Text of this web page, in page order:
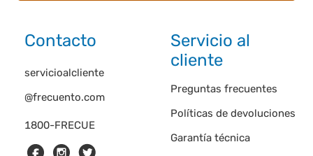
Contacto
1800-FRECUE
servicioalcliente
@frecuento.com
Servicio al
cliente
Preguntas frecuentes
Políticas de devoluciones
Garantía técnica